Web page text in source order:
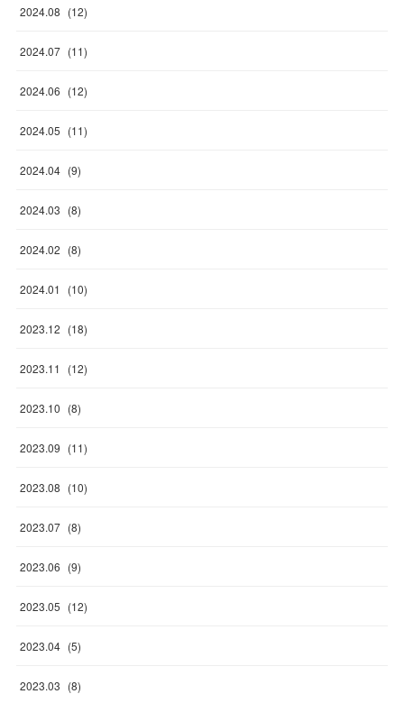
2024.08 (12)
2024.07 (11)
2024.06 (12)
2024.05 (11)
2024.04 (9)
2024.03 (8)
2024.02 (8)
2024.01 (10)
2023.12 (18)
2023.11 (12)
2023.10 (8)
2023.09 (11)
2023.08 (10)
2023.07 (8)
2023.06 (9)
2023.05 (12)
2023.04 (5)
2023.03 (8)